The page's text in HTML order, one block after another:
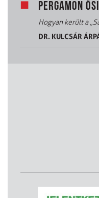
PERGAMON
Hogyan került a
DR. KULCSÁR